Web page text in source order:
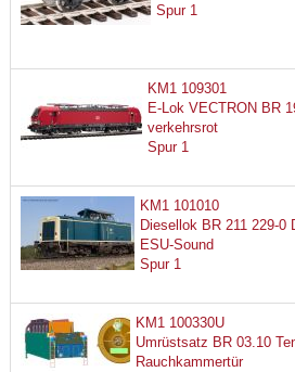
Spur 1
KM1 109301
E-Lok VECTRON BR
verkehrsrot
Spur 1
KM1 101010
Diesellok BR 211 229-0
ESU-Sound
Spur 1
KM1 100330U
Umrüstsatz BR 03.10
Rauchkammertür